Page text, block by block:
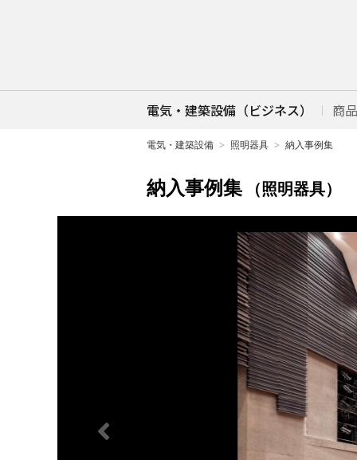
電気・建築設備（ビジネス） 商
電気・建築設備 照明器具 納入事例集
納入事例集 （照明器具）